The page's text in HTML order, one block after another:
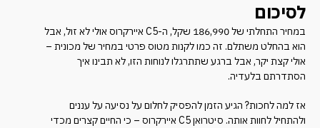
לסיכום
במחיר התחלתי של 186,990 שקל, ה-C5 איירקרוס אולי לא זול, אבל
הוא בהחלט משתלם. זה כמו לקנות מטוס פרטי במחיר של מכונית –
אולי קצת יקר, אבל ברגע שתתרגלו לנוחות הזו, לא תבינו איך
הסתדרתם בלעדיה.
אז למה לחכות? הגיע הזמן להפסיק לחלום על נסיעה על עננים
ולהתחיל לחוות אותה. סיטרואן C5 איירקרוס – כי החיים קצרים מכדי